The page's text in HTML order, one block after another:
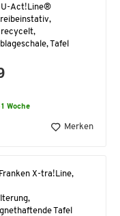
U-Act!Line®
recycelt,
Tafel
Woche
Merken
X-tra!Line,
Tafel